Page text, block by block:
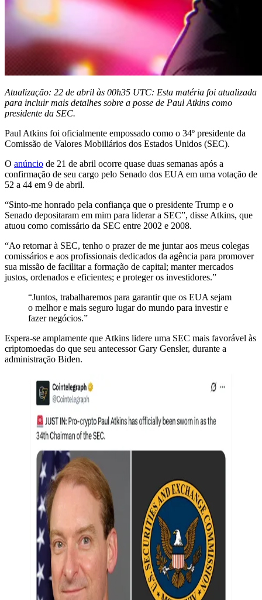
Atualização: 22 de abril às 00h35 UTC: Esta matéria foi atualizada
para incluir mais detalhes sobre a posse de Paul Atkins como
presidente da SEC.
Paul Atkins foi oficialmente empossado como o 34º presidente da
Comissão de Valores Mobiliários dos Estados Unidos (SEC).
O anúncio de 21 de abril ocorre quase duas semanas após a
confirmação de seu cargo pelo Senado dos EUA em uma votação de
52 a 44 em 9 de abril.
“Sinto-me honrado pela confiança que o presidente Trump e o
Senado depositaram em mim para liderar a SEC”, disse Atkins, que
atuou como comissário da SEC entre 2002 e 2008.
“Ao retornar à SEC, tenho o prazer de me juntar aos meus colegas
comissários e aos profissionais dedicados da agência para promover
sua missão de facilitar a formação de capital; manter mercados
justos, ordenados e eficientes; e proteger os investidores.”
“Juntos, trabalharemos para garantir que os EUA sejam
o melhor e mais seguro lugar do mundo para investir e
fazer negócios.”
Espera-se amplamente que Atkins lidere uma SEC mais favorável às
criptomoedas do que seu antecessor Gary Gensler, durante a
administração Biden.